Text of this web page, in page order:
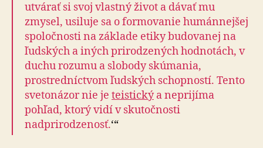
utvárať si svoj vlastný život a dávať mu
zmysel, usiluje sa o formovanie humánnejšej
spoločnosti na základe etiky budovanej na
ľudských a iných prirodzených hodnotách, v
duchu rozumu a slobody skúmania,
prostredníctvom ľudských schopností. Tento
svetonázor nie je teistickýa neprijíma
pohľad, ktorý vidí v skutočnosti
nadprirodzenosť.‘“